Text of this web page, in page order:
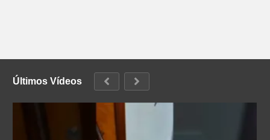
Últimos Vídeos